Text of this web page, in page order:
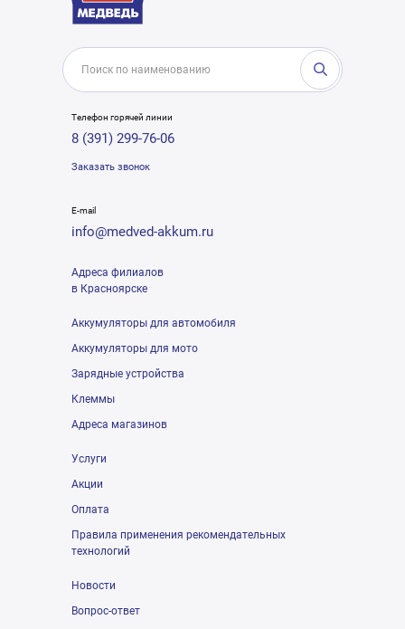
Телефон горячей линии
8 (391) 299-76-06
Заказать звонок
E-mail
info@medved-akkum.ru
Адреса филиалов
в Красноярске
Аккумуляторы для автомобиля
Аккумуляторы для мото
Зарядные устройства
Клеммы
Адреса магазинов
Услуги
Акции
Оплата
Правила применения рекомендательных
технологий
Новости
Вопрос-ответ